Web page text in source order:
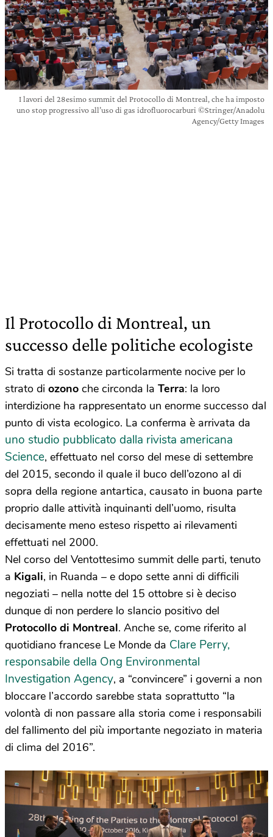
I lavori del 28esimo summit del Protocollo di Montreal, che ha imposto
uno stop progressivo all’uso di gas idrofluorocarburi ©Stringer/Anadolu
Agency/Getty Images
Il Protocollo di Montreal, un
successo delle politiche ecologiste
Si tratta di sostanze particolarmente nocive per lo
strato di ozono che circonda la Terra: la loro
interdizione ha rappresentato un enorme successo dal
punto di vista ecologico. La conferma è arrivata da
uno studio pubblicato dalla rivista americana
Science, effettuato nel corso del mese di settembre
del 2015, secondo il quale il buco dell’ozono al di
sopra della regione antartica, causato in buona parte
proprio dalle attività inquinanti dell’uomo, risulta
decisamente meno esteso rispetto ai rilevamenti
effettuati nel 2000.
Nel corso del Ventottesimo summit delle parti, tenuto
a Kigali, in Ruanda – e dopo sette anni di difficili
negoziati – nella notte del 15 ottobre si è deciso
dunque di non perdere lo slancio positivo del
Protocollo di Montreal. Anche se, come riferito al
quotidiano francese Le Monde da Clare Perry,
responsabile della Ong Environmental
Investigation Agency, a “convincere” i governi a non
bloccare l’accordo sarebbe stata soprattutto “la
volontà di non passare alla storia come i responsabili
del fallimento del più importante negoziato in materia
di clima del 2016”.